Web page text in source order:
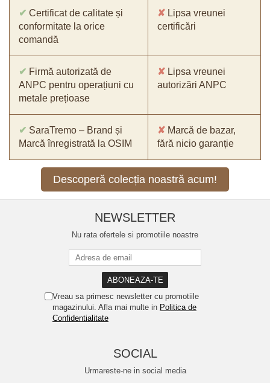
✔ Certificat de calitate și
conformitate la orice
comandă
✘ Lipsa vreunei
certificări
✔ Firmă autorizată de
ANPC pentru operațiuni cu
metale prețioase
✘ Lipsa vreunei
autorizări ANPC
✔ SaraTremo – Brand și
Marcă înregistrată la OSIM
✘ Marcă de bazar,
fără nicio garanție
Descoperă colecția noastră acum!
NEWSLETTER
Nu rata ofertele si promotiile noastre
Vreau sa primesc newsletter cu promotiile
magazinului. Afla mai multe in Politica de
Confidentialitate
SOCIAL
Urmareste-ne in social media